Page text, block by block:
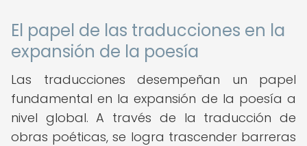
El papel de las traducciones en la
expansión de la poesía
Las traducciones desempeñan un papel
fundamental en la expansión de la poesía a
nivel global. A través de la traducción de
obras poéticas, se logra trascender barreras